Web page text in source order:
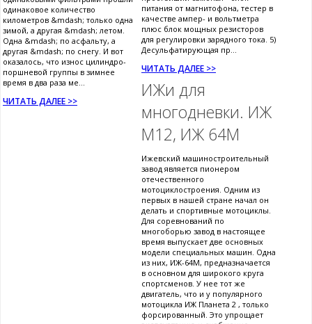
одинаковое количество
километров &mdash; только одна
зимой, а другая &mdash; летом.
Одна &mdash; по асфальту, а
другая &mdash; по снегу. И вот
оказалось, что износ цилиндро-
поршневой группы в зимнее
время в два раза ме...
ЧИТАТЬ ДАЛЕЕ >>
питания от магнитофона, тестер в
качестве ампер- и вольтметра
плюс блок мощных резисторов
для регулировки зарядного тока. 5)
Десульфатирующая пр...
ЧИТАТЬ ДАЛЕЕ >>
ИЖи для
многодневки. ИЖ
М12, ИЖ 64М
Ижевский машиностроительный
завод является пионером
отечественного
мотоциклостроения. Одним из
первых в нашей стране начал он
делать и спортивные мотоциклы.
Для соревнований по
многоборью завод в настоящее
время выпускает две основных
модели специальных машин. Одна
из них, ИЖ-64М, предназначается
в основном для широкого круга
спортсменов. У нее тот же
двигатель, что и у популярного
мотоцикла ИЖ Планета 2 , только
форсированный. Это упрощает